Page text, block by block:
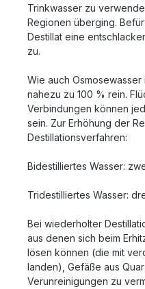
Trinkwasser zu
Regionen überging.
Destillat eine
zu.
Wie auch
nahezu zu 100 % rein.
Verbindungen können
sein. Zur Erhöhung der
Destillationsverfahren:
Bidestilliertes Wasser:
Tridestilliertes Wasser:
Bei wiederholter
aus denen sich beim
lösen können (die mit
landen), Gefäße aus
Verunreinigungen zu